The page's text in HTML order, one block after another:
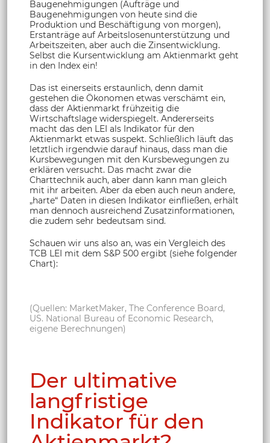
Baugenehmigungen (Aufträge und
Baugenehmigungen von heute sind die
Produktion und Beschäftigung von morgen),
Erstanträge auf Arbeitslosenunterstützung und
Arbeitszeiten, aber auch die Zinsentwicklung.
Selbst die Kursentwicklung am Aktienmarkt geht
in den Index ein!
Das ist einerseits erstaunlich, denn damit
gestehen die Ökonomen etwas verschämt ein,
dass der Aktienmarkt frühzeitig die
Wirtschaftslage widerspiegelt. Andererseits
macht das den LEI als Indikator für den
Aktienmarkt etwas suspekt. Schließlich läuft das
letztlich irgendwie darauf hinaus, dass man die
Kursbewegungen mit den Kursbewegungen zu
erklären versucht. Das macht zwar die
Charttechnik auch, aber dann kann man gleich
mit ihr arbeiten. Aber da eben auch neun andere,
„harte“ Daten in diesen Indikator einfließen, erhält
man dennoch ausreichend Zusatzinformationen,
die zudem sehr bedeutsam sind.
Schauen wir uns also an, was ein Vergleich des
TCB LEI mit dem S&P 500 ergibt (siehe folgender
Chart):
(Quellen: MarketMaker, The Conference Board,
US. National Bureau of Economic Research,
eigene Berechnungen)
Der ultimative
langfristige
Indikator für den